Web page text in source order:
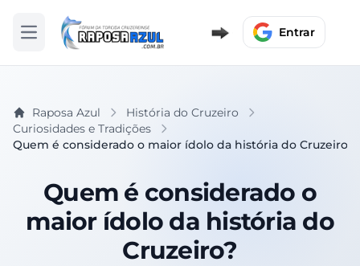
Abrir menu Entrar
Raposa Azul
História do Cruzeiro
Curiosidades e Tradições
Quem é considerado o maior ídolo da história do Cruzeiro?
Quem é considerado o
maior ídolo da história do
Cruzeiro?